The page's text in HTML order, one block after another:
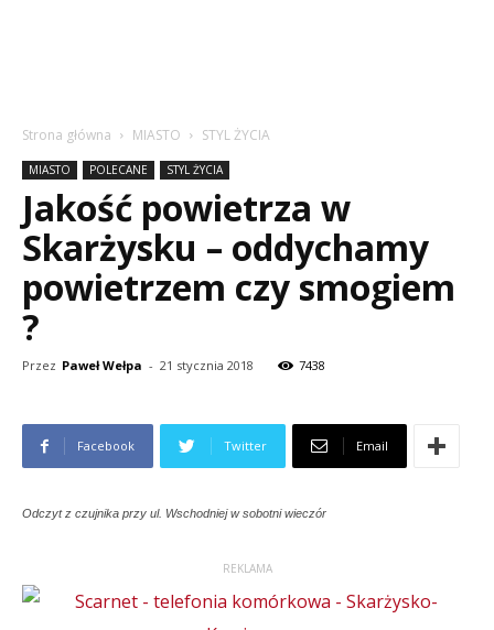
Strona główna MIASTO STYL ŻYCIA
MIASTO POLECANE STYL ŻYCIA
Jakość powietrza w
Skarżysku – oddychamy
powietrzem czy smogiem
?
Przez Paweł Wełpa - 21 stycznia 2018 7438
Facebook Twitter Email
Odczyt z czujnika przy ul. Wschodniej w sobotni wieczór
REKLAMA